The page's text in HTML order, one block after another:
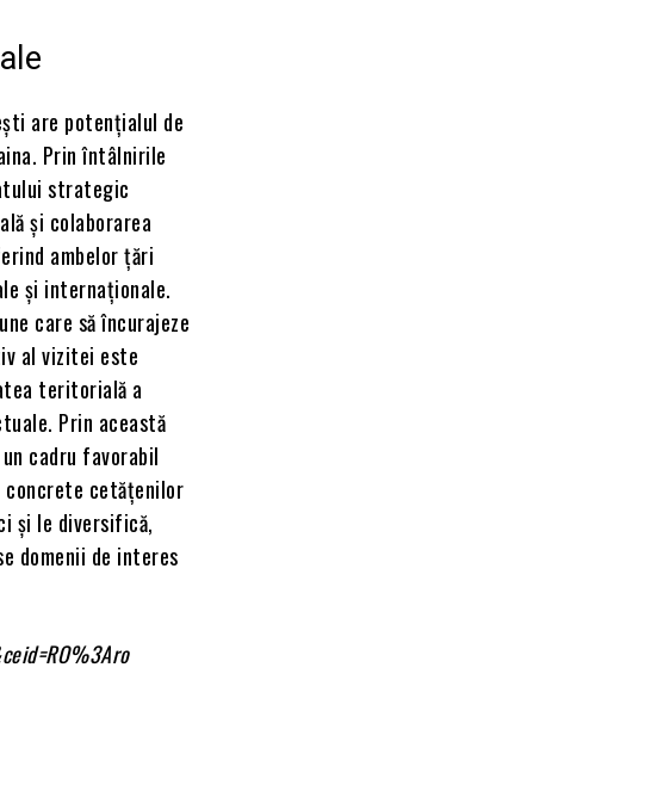
are potențialul de
Prin întâlnirile
strategic
și colaborarea
ambelor țări
și internaționale.
care să încurajeze
al vizitei este
teritorială a
Prin această
cadru favorabil
concrete cetățenilor
și le diversifică,
domenii de interes